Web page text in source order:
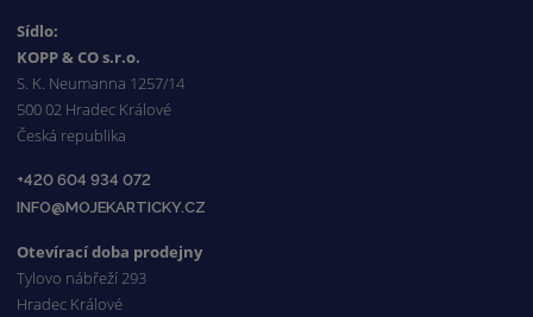
Sídlo:
KOPP & CO s.r.o.
S. K. Neumanna 1257/14
500 02 Hradec Králové
Česká republika
+420 604 934 072
INFO@MOJEKARTICKY.CZ
Otevírací doba prodejny
Tylovo nábřeží 293
Hradec Králové